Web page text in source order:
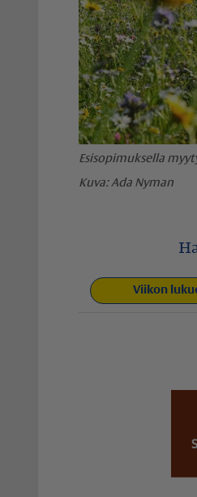
Esisopimuksella
Ada Nyman
Viikon